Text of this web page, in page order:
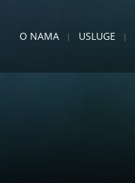
O NAMA USLUGE